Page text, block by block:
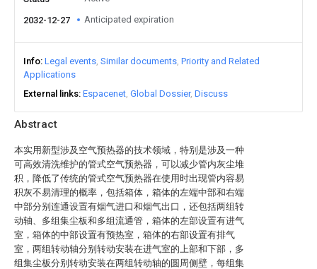
Abstract
本实用新型涉及空气预热器的技术领域，特别是涉及一种
可高效清洗维护的管式空气预热器，可以减少管内灰尘堆
积，降低了传统的管式空气预热器在使用时出现管内容易
积灰不易清理的概率，包括箱体，箱体的左端中部和右端
中部分别连通设置有烟气进口和烟气出口，还包括两组转
动轴、多组集尘板和多组流通管，箱体的左部设置有进气
室，箱体的中部设置有预热室，箱体的右部设置有排气
室，两组转动轴分别转动安装在进气室的上部和下部，多
组集尘板分别转动安装在两组转动轴的圆周侧壁，每组集
2032-12-27 Anticipated expiration
Info Legal events Similar documents Priority and Related
Applications
External links Espacenet Global Dossier Discuss